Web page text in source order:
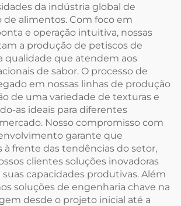
da indústria global de
de alimentos. Com foco em
e operação intuitiva, nossas
a produção de petiscos de
qualidade que atendem aos
de sabor. O processo de
em nossas linhas de produção
de uma variedade de texturas e
as ideais para diferentes
Nosso compromisso com
garante que
à frente das tendências do setor,
clientes soluções inovadoras
capacidades produtivas. Além
soluções de engenharia chave na
desde o projeto inicial até a